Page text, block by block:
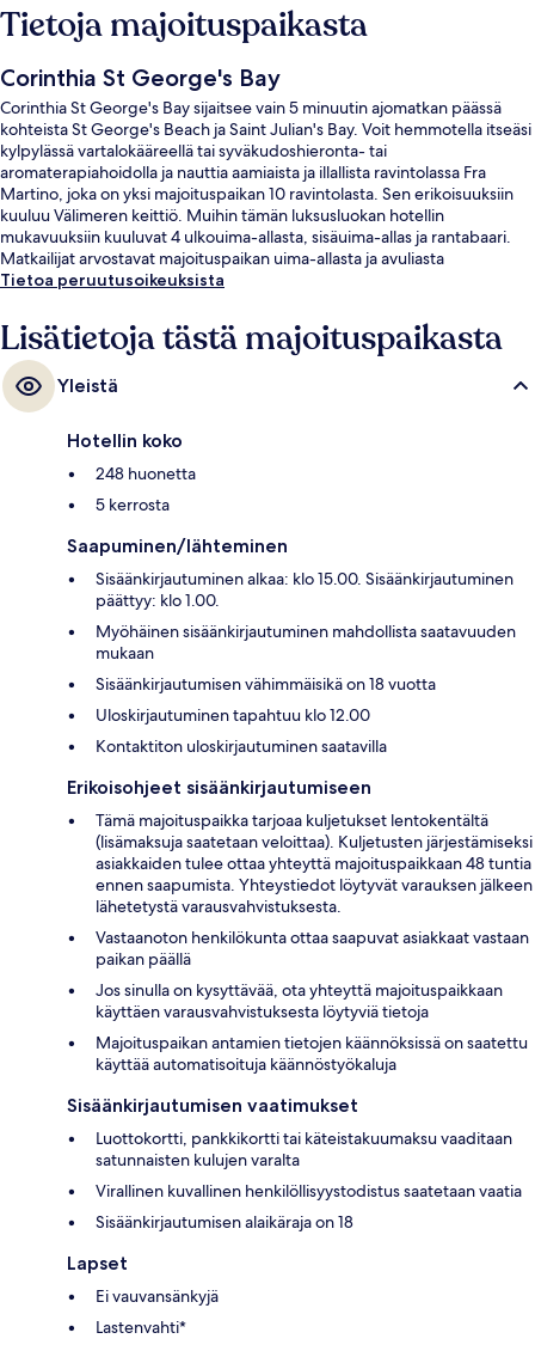
Tietoja majoituspaikasta
Corinthia St George's Bay
Corinthia St George's Bay sijaitsee vain 5 minuutin ajomatkan päässä
kohteista St George's Beach ja Saint Julian's Bay. Voit hemmotella itseäsi
kylpylässä vartalokääreellä tai syväkudoshieronta- tai
aromaterapiahoidolla ja nauttia aamiaista ja illallista ravintolassa Fra
Martino, joka on yksi majoituspaikan 10 ravintolasta. Sen erikoisuuksiin
kuuluu Välimeren keittiö. Muihin tämän luksusluokan hotellin
mukavuuksiin kuuluvat 4 ulkouima-allasta, sisäuima-allas ja rantabaari.
Matkailijat arvostavat majoituspaikan uima-allasta ja avuliasta
henkilökuntaa.
Tietoa peruutusoikeuksista
Lisätietoja tästä majoituspaikasta
Yleistä
Hotellin koko
248 huonetta
5 kerrosta
Saapuminen/lähteminen
Sisäänkirjautuminen alkaa: klo 15.00. Sisäänkirjautuminen
päättyy: klo 1.00.
Myöhäinen sisäänkirjautuminen mahdollista saatavuuden
mukaan
Sisäänkirjautumisen vähimmäisikä on 18 vuotta
Uloskirjautuminen tapahtuu klo 12.00
Kontaktiton uloskirjautuminen saatavilla
Erikoisohjeet sisäänkirjautumiseen
Tämä majoituspaikka tarjoaa kuljetukset lentokentältä
(lisämaksuja saatetaan veloittaa). Kuljetusten järjestämiseksi
asiakkaiden tulee ottaa yhteyttä majoituspaikkaan 48 tuntia
ennen saapumista. Yhteystiedot löytyvät varauksen jälkeen
lähetetystä varausvahvistuksesta.
Vastaanoton henkilökunta ottaa saapuvat asiakkaat vastaan
paikan päällä
Jos sinulla on kysyttävää, ota yhteyttä majoituspaikkaan
käyttäen varausvahvistuksesta löytyviä tietoja
Majoituspaikan antamien tietojen käännöksissä on saatettu
käyttää automatisoituja käännöstyökaluja
Sisäänkirjautumisen vaatimukset
Luottokortti, pankkikortti tai käteistakuumaksu vaaditaan
satunnaisten kulujen varalta
Virallinen kuvallinen henkilöllisyystodistus saatetaan vaatia
Sisäänkirjautumisen alaikäraja on 18
Lapset
Ei vauvansänkyjä
Lastenvahti*